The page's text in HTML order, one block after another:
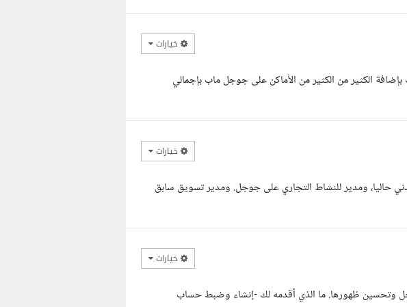
خيارات
الكثير من الكثير من الأماكن على جوجل ماب بإجمالي
خيارات
حاليا، ومدير للنشاط التجاري على جوجل. ومدير تسويق سابق
خيارات
وتحسين ظهورها. ما الذي أقدمه لك -إنشاء وضبط حساب